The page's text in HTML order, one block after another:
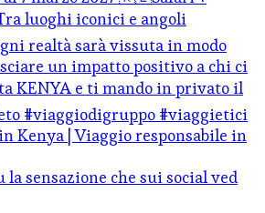
sensazione che sui social ved